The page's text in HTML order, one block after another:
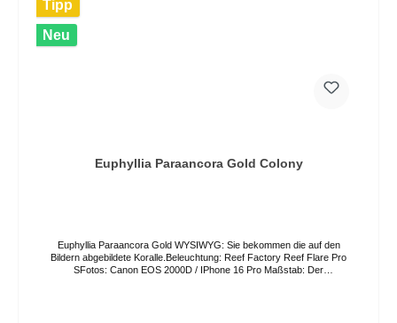
Tipp
Neu
Euphyllia Paraancora Gold Colony
Euphyllia Paraancora Gold WYSIWYG: Sie bekommen die auf den
Bildern abgebildete Koralle.Beleuchtung: Reef Factory Reef Flare Pro
SFotos: Canon EOS 2000D / IPhone 16 Pro Maßstab: Der